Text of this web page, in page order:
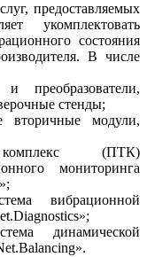
предоставляемых
укомплектовать
состояния
В числе
преобразователи,
стенды;
вторичные модули,
(ПТК)
мониторинга
вибрационной
динамической